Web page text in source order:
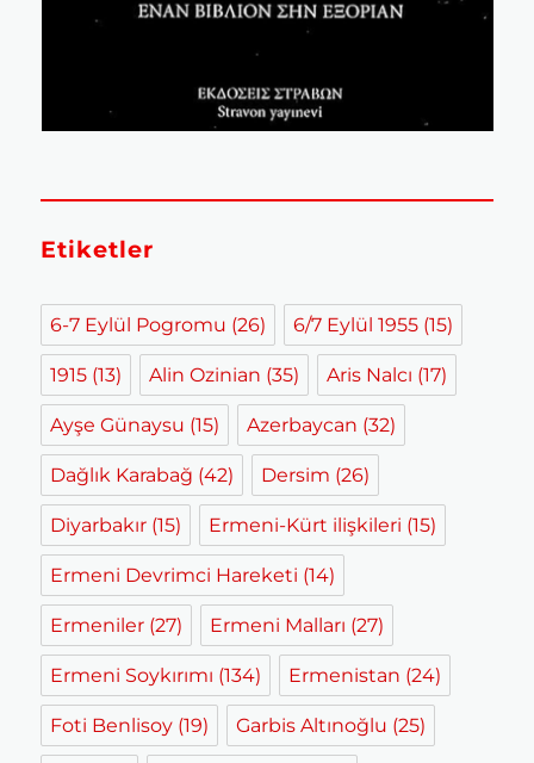
Etiketler
6-7 Eylül Pogromu (26) 6/7 Eylül 1955 (15)
1915 (13) Alin Ozinian (35) Aris Nalcı (17)
Ayşe Günaysu (15) Azerbaycan (32)
Dağlık Karabağ (42) Dersim (26)
Diyarbakır (15) Ermeni-Kürt ilişkileri (15)
Ermeni Devrimci Hareketi (14)
Ermeniler (27) Ermeni Malları (27)
Ermeni Soykırımı (134) Ermenistan (24)
Foti Benlisoy (19) Garbis Altınoğlu (25)